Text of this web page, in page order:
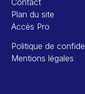
Contact
Plan du site
Accès Pro
Politique de
Mentions légales